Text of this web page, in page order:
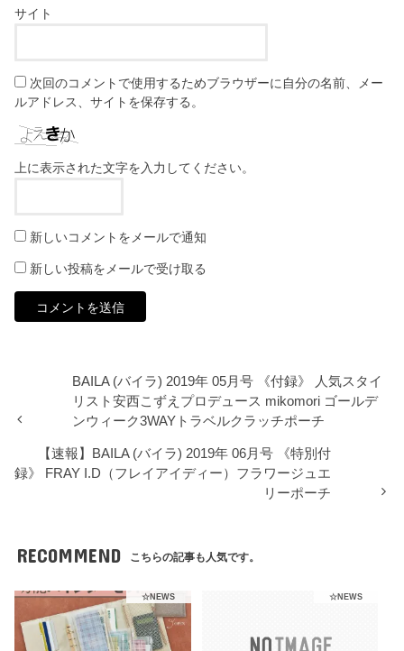
サイト
次回のコメントで使用するためブラウザーに自分の名前、メー
ルアドレス、サイトを保存する。
上に表示された文字を入力してください。
新しいコメントをメールで通知
新しい投稿をメールで受け取る
BAILA (バイラ) 2019年 05月号 《付録》 人気スタイ
リスト安西こずえプロデュース mikomori ゴールデ
ンウィーク3WAYトラベルクラッチポーチ
【速報】BAILA (バイラ) 2019年 06月号 《特別付
録》 FRAY I.D（フレイアイディー）フラワージュエ
リーポーチ
RECOMMEND こちらの記事も人気です。
☆NEWS ☆NEWS